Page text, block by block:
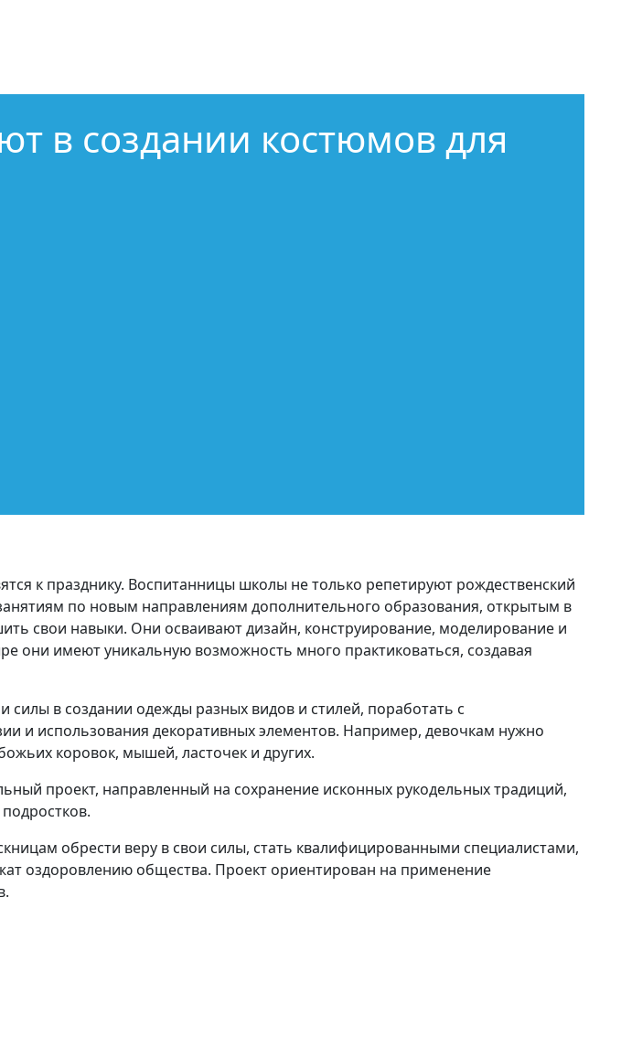
в создании костюмов для
к празднику. Воспитанницы школы не только репетируют рождественский
по новым направлениям дополнительного образования, открытым в
свои навыки. Они осваивают дизайн, конструирование, моделирование и
имеют уникальную возможность много практиковаться, создавая
в создании одежды разных видов и стилей, поработать с
и использования декоративных элементов. Например, девочкам нужно
коровок, мышей, ласточек и других.
проект, направленный на сохранение исконных рукодельных традиций,
обрести веру в свои силы, стать квалифицированными специалистами,
оздоровлению общества. Проект ориентирован на применение